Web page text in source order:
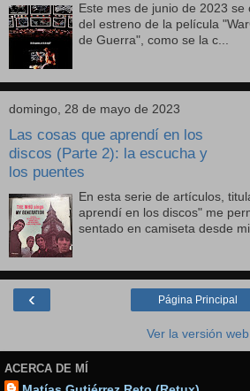
Este mes de junio de 2023
del estreno de la película
de Guerra", como se la c...
domingo, 28 de mayo de 2023
Las cosas que aprendí en los
discos (Parte 2): la escucha y
los puentes
En esta serie de artículos,
aprendí en los discos" me
sentado en camiseta desde
‹ Página Principal
Ver la versión web
ACERCA DE MÍ